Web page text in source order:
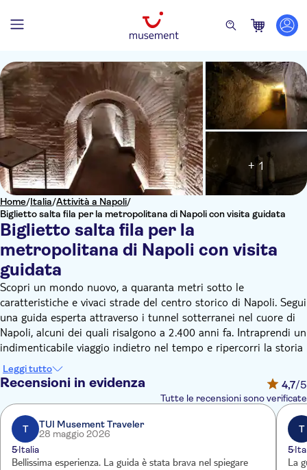
Home/Italia/Attività a Napoli/
Biglietto salta fila per la metropolitana di Napoli con visita guidata
Biglietto salta fila per la
metropolitana di Napoli con visita
guidata
+ 1
Scopri un mondo nuovo, a quaranta metri sotto le
caratteristiche e vivaci strade del centro storico di Napoli. Segui
una guida esperta attraverso i tunnel sotterranei nel cuore di
Napoli, alcuni dei quali risalgono a 2.400 anni fa. Intraprendi un
indimenticabile viaggio indietro nel tempo e ripercorri la storia
della città.
Avrai la possibilità di ammirare le testimonianze dell'antica
città, le rovine di un acquedotto greco-romano e i resti di un
antico teatro romano. Scopri di più su una caverna utilizzata
come cisterna d'acqua fin dal IV secolo e attraversa i tunnel
utilizzati come rifugi antiaerei durante la Prima Guerra
Mondiale.
Leggi tutto
Recensioni in evidenza 4,7/5
Tutte le recensioni sono verificate
T
TUI Musement Traveler
28 maggio 2026
5Italia
Bellissima esperienza. La guida è stata brava nel spiegare
T
5
La